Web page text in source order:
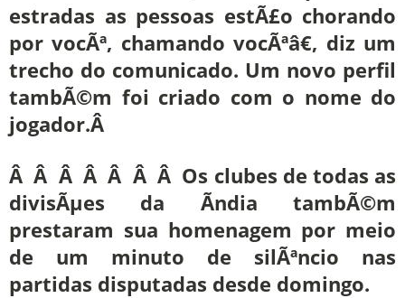
estradas as pessoas estÃ£o chorando
por vocÃª, chamando vocÃªâ€, diz um
trecho do comunicado. Um novo perfil
tambÃ©m foi criado com o nome do
jogador.Â
Â Â Â Â Â Â Â Os clubes de todas as
divisÃµes da Ãndia tambÃ©m
prestaram sua homenagem por meio
de um minuto de silÃªncio nas
partidas disputadas desde domingo.